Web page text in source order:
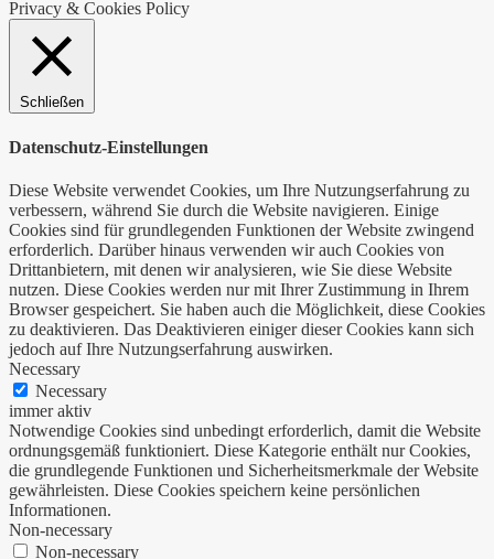
Privacy & Cookies Policy
Schließen
Datenschutz-Einstellungen
Diese Website verwendet Cookies, um Ihre Nutzungserfahrung zu
verbessern, während Sie durch die Website navigieren. Einige
Cookies sind für grundlegenden Funktionen der Website zwingend
erforderlich. Darüber hinaus verwenden wir auch Cookies von
Drittanbietern, mit denen wir analysieren, wie Sie diese Website
nutzen. Diese Cookies werden nur mit Ihrer Zustimmung in Ihrem
Browser gespeichert. Sie haben auch die Möglichkeit, diese Cookies
zu deaktivieren. Das Deaktivieren einiger dieser Cookies kann sich
jedoch auf Ihre Nutzungserfahrung auswirken.
Necessary
Necessary
immer aktiv
Notwendige Cookies sind unbedingt erforderlich, damit die Website
ordnungsgemäß funktioniert. Diese Kategorie enthält nur Cookies,
die grundlegende Funktionen und Sicherheitsmerkmale der Website
gewährleisten. Diese Cookies speichern keine persönlichen
Informationen.
Non-necessary
Non-necessary